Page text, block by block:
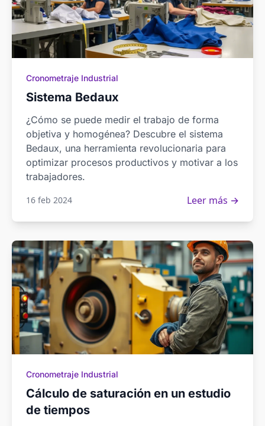
Cronometraje Industrial
Sistema Bedaux
¿Cómo se puede medir el trabajo de forma
objetiva y homogénea? Descubre el sistema
Bedaux, una herramienta revolucionaria para
optimizar procesos productivos y motivar a los
trabajadores.
16 feb 2024 Leer más →
Cronometraje Industrial
Cálculo de saturación en un estudio
de tiempos